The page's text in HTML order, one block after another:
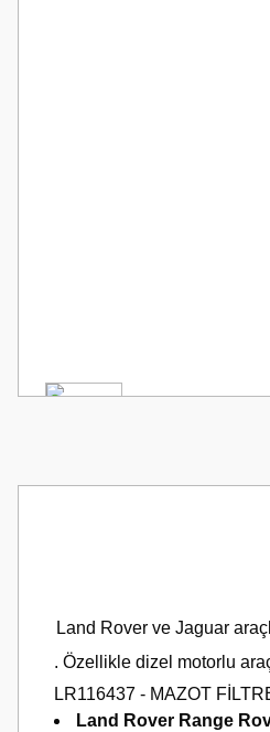
Land Rover ve Jaguar
. Özellikle dizel motorlu
LR116437 - MAZOT
Land Rover Range